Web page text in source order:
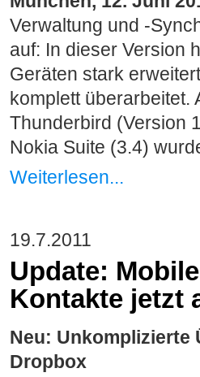
Verwaltung und -
auf: In dieser Version
Geräten stark
komplett überarbeitet.
Thunderbird (Version
Nokia Suite (3.4)
Weiterlesen...
19.7.2011
Update:
Kontakte jetzt
Neu: Unkomplizierte
Dropbox